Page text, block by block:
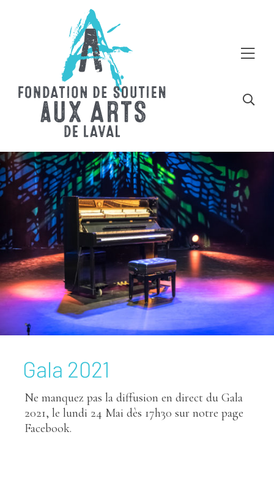
Gala 2021
Ne manquez pas la diffusion en direct du Gala
2021, le lundi 24 Mai dès 17h30 sur notre page
Facebook.